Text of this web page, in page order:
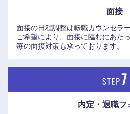
面接
面接の日程調整は転職カウンセラ
ご希望により、面接に臨むにあた
毎の面接対策も承っております。
内定・退職フ